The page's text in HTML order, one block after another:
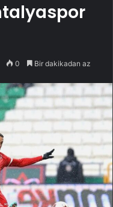
0 Bir dakikadan az